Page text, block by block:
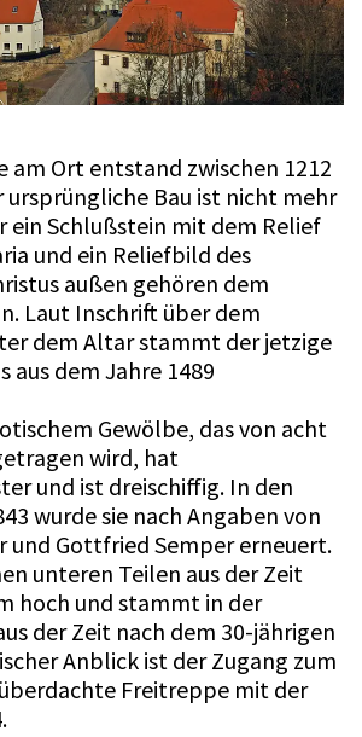
am Ort entstand zwischen 1212
ursprüngliche Bau ist nicht mehr
ein Schlußstein mit dem Relief
und ein Reliefbild des
außen gehören dem
Laut Inschrift über dem
dem Altar stammt der jetzige
aus dem Jahre 1489
Gewölbe, das von acht
wird, hat
und ist dreischiffig. In den
wurde sie nach Angaben von
und Gottfried Semper erneuert.
unteren Teilen aus der Zeit
hoch und stammt in der
der Zeit nach dem 30-jährigen
Anblick ist der Zugang zum
Freitreppe mit der